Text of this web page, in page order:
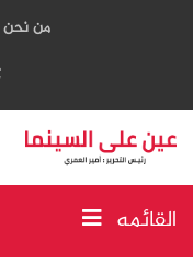
من نحن
القائمه